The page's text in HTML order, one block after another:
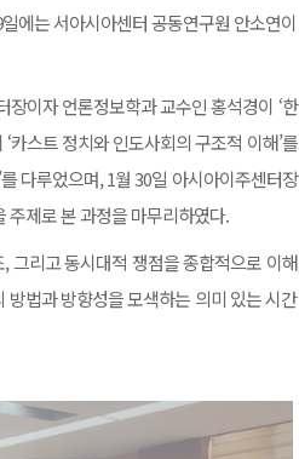
에는 서아시아센터 공동연구원 안소연이
이자 언론정보학과 교수인 홍석경이 ‘한
스트 정치와 인도사회의 구조적 이해’를
다루었으며, 1월 30일 아시아이주센터장
주제로 본 과정을 마무리하였다.
그리고 동시대적 쟁점을 종합적으로 이해
법과 방향성을 모색하는 의미 있는 시간